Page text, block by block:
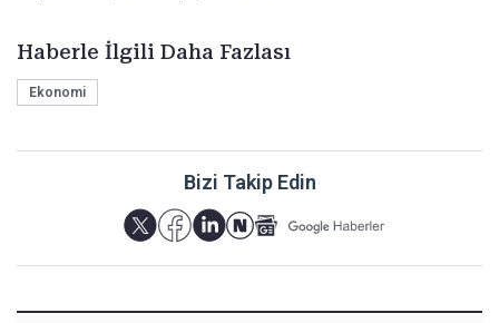
Haberle İlgili Daha Fazlası
Ekonomi
Bizi Takip Edin